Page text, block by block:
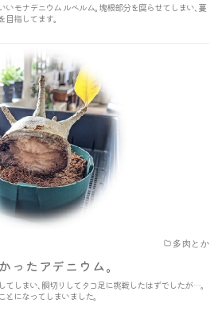
いモナデニウム ルベルム｡塊根部分を腐らせてしまい､蔓
目指してます｡
多肉とか
ったアデニウム｡
てしまい､胴切りしてタコ足に挑戦したはずでしたが…｡
とになってしまいました｡